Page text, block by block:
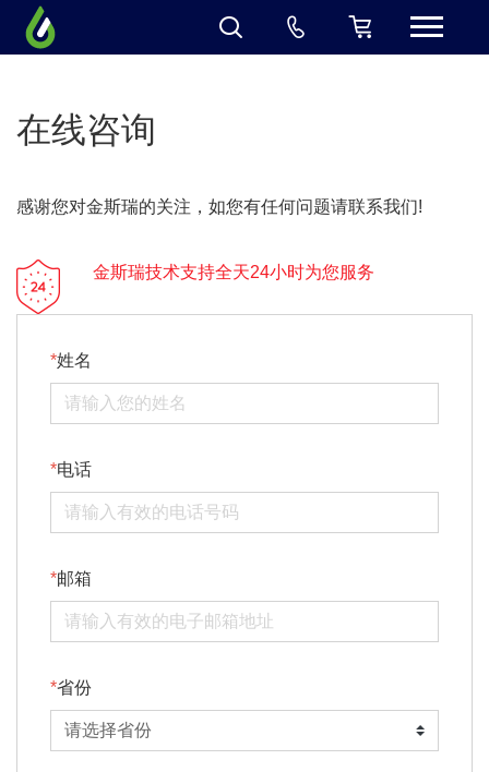
在线咨询
感谢您对金斯瑞的关注，如您有任何问题请联系我们!
金斯瑞技术支持全天24小时为您服务
姓名
电话
邮箱
省份